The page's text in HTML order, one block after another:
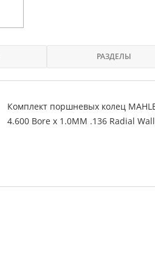
РАЗДЕЛЫ
Комплект поршневых колец
4.600 Bore x 1.0MM .136 Radial